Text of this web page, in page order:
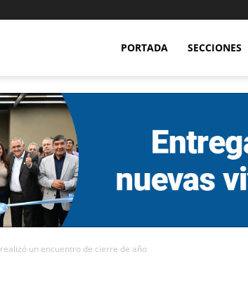
PORTADA SECCIONES
un encuentro de cierre de año